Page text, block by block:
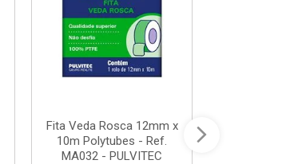
Fita Veda Rosca 12mm x
10m Polytubes - Ref.
MA032 - PULVITEC